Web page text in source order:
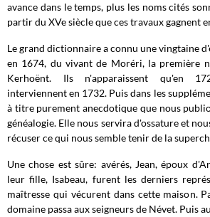
avance dans le temps, plus les noms cités
partir du XVe siècle que ces travaux gagnent
Le grand dictionnaire a connu une vingtaine
en 1674, du vivant de Moréri, la première
Kerhoënt. Ils n'apparaissent qu'en
interviennent en 1732. Puis dans les
à titre purement anecdotique que nous
généalogie. Elle nous servira d'ossature et
récuser ce qui nous semble tenir de la
Une chose est sûre: avérés, Jean, époux
leur fille, Isabeau, furent les derniers
maîtresse qui vécurent dans cette maison.
domaine passa aux seigneurs de Névet. Puis